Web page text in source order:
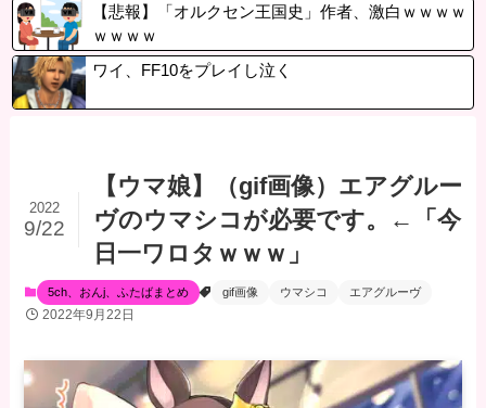
【悲報】「オルクセン王国史」作者、激白ｗｗｗｗ
ｗｗｗｗ
ワイ、FF10をプレイし泣く
【ウマ娘】（gif画像）エアグルー
ヴのウマシコが必要です。←「今
日一ワロタｗｗｗ」
2022
9/22
5ch、おんj、ふたばまとめ gif画像 ウマシコ エアグルーヴ
2022年9月22日